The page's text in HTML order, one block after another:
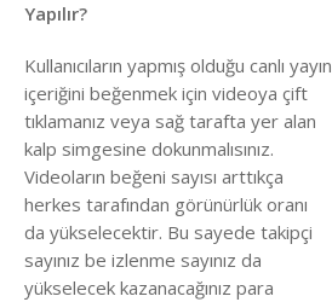
Yapılır?
Kullanıcıların yapmış olduğu canlı yayın
içeriğini beğenmek için videoya çift
tıklamanız veya sağ tarafta yer alan
kalp simgesine dokunmalısınız.
Videoların beğeni sayısı arttıkça
herkes tarafından görünürlük oranı
da yükselecektir. Bu sayede takipçi
sayınız be izlenme sayınız da
yükselecek kazanacağınız para